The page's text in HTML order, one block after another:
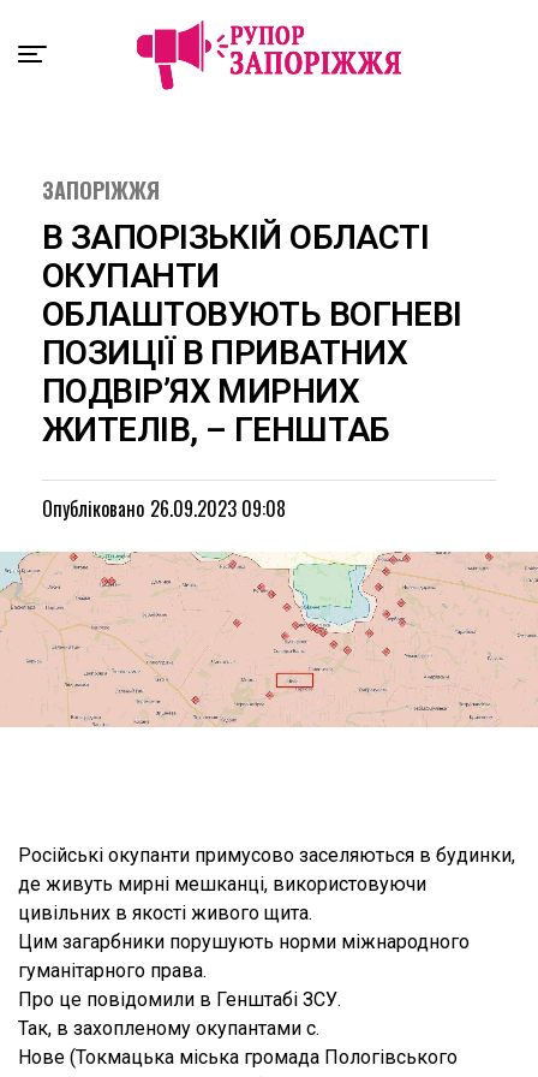
ЗАПОРІЖЖЯ
В ЗАПОРІЗЬКІЙ ОБЛАСТІ
ОКУПАНТИ
ОБЛАШТОВУЮТЬ ВОГНЕВІ
ПОЗИЦІЇ В ПРИВАТНИХ
ПОДВІР’ЯХ МИРНИХ
ЖИТЕЛІВ, – ГЕНШТАБ
Опубліковано 26.09.2023 09:08
Російські окупанти примусово заселяються в будинки,
де живуть мирні мешканці, використовуючи
цивільних в якості живого щита.
Цим загарбники порушують норми міжнародного
гуманітарного права.
Про це повідомили в Генштабі ЗСУ.
Так, в захопленому окупантами с.
Нове (Токмацька міська громада Пологівського
Exit mobile version